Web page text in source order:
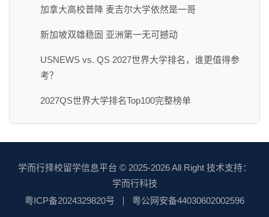
加拿大高校普降 麦吉尔大学依然是一哥
新加坡双雄稳固 亚洲第一无可撼动
USNEWS vs. QS 2027世界大学排名，谁更值得参
考？
2027QS世界大学排名Top100完整榜单
学而行择校留学信息平台 © 2025-2026 All Right 技术支持：
学而行科技
粤ICP备2024329820号
粤公网安备44030602002596